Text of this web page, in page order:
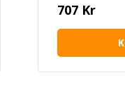
707 Kr